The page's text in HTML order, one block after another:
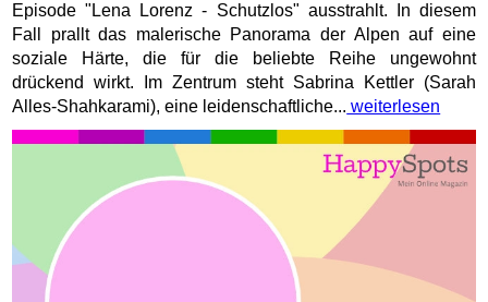
Episode "Lena Lorenz - Schutzlos" ausstrahlt. In diesem
Fall prallt das malerische Panorama der Alpen auf eine
soziale Härte, die für die beliebte Reihe ungewohnt
drückend wirkt. Im Zentrum steht Sabrina Kettler (Sarah
Alles-Shahkarami), eine leidenschaftliche... weiterlesen